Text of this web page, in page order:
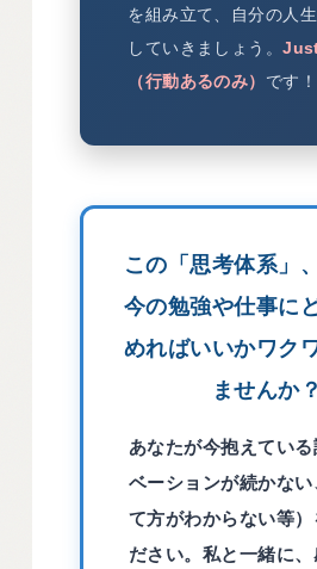
を組み立て、自分の人生
していきましょう。
（行動あるのみ） です！
この「思考体系」
今の勉強や仕事に
めればいいかワク
ませんか？
あなたが今抱えてい
ベーションが続かな
て方がわからない等）
ださい。私と一緒に、